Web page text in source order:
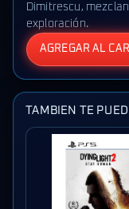
Dimitrescu,
exploración.
AGREGAR AL
TAMBIEN TE